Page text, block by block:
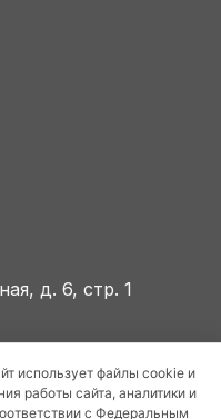
использует файлы cookie и
работы сайта, аналитики и
с Федеральным
д. 6, стр. 1